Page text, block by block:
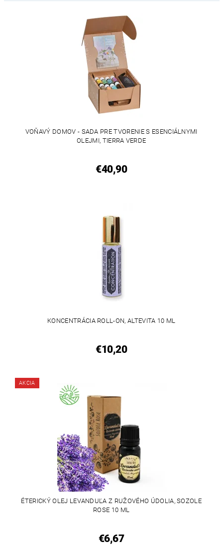
VOŇAVÝ DOMOV - SADA PRE TVORENIE S ESENCIÁLNYMI
OLEJMI, TIERRA VERDE
€40,90
KONCENTRÁCIA ROLL-ON, ALTEVITA 10 ML
€10,20
AKCIA
ÉTERICKÝ OLEJ LEVANDUĽA Z RUŽOVÉHO ÚDOLIA, SOZOLE
ROSE 10 ML
€6,67